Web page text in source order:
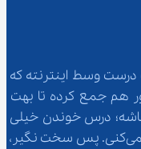
درست وسط اینترنته که
رو دور هم جمع کرده تا بهت
درس خوندن خیلی
آسون‌تر و باحال‌تر از چیزیه که فکرش رو می‌کنی. پس سخت نگیر،